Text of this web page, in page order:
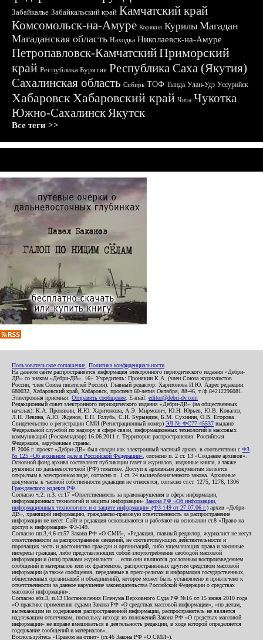
Забайкалье Забайкальский край Камчатский край
Комсомольск-на-Амуре Корякия Курилы Магадан
Магаданская область Находка Николаевск-на-Амуре
Петропавловск-КамчатскийПриморский
край Республика Бурятия Республика Саха (Якутия)
Сахалинская область Сибирь ТОФ Тында Улан-Удэ Уссурийск
ХабаровскХабаровский край Чита Чукотка
Южно-СахалинскЯкутск
Все теги >>
Пользовательское соглашение Политика конфиденциальности
На данном сайте распространяется информация электронного периодического издания «Дебри-
ДВ» со знаком «Дебри-ДВ». 16+ Учредитель: Пронякин К.А. (член Союза журналистов
России, член Союза писателей России). Главный редактор: Харитонова И.Ю. Адрес редакции:
680032, Хабаровский край, Хабаровск, проспект 60-летия Октября, 88-46, т./ф.84212296081.
Электронная приемная: Отправить сообщение . E-mail: editor@debri-dv.com
Редакционный совет электронного периодического издания «Дебри-ДВ» (на общественных
началах): К.А. Пронякин, И.Ю. Харитонова, А.Э. Мирмович, Ю.Н. Юрьев, Ю.В. Ковалев,
Л.Н. Левина, А.Ю. Жданов, Е.Н. Голубь, С.Н. Бурындин, Б.М. Сухинин, О.В. Егорова
Свидетельство о регистрации СМИ (Регистрационный номер) ЭЛ № ФС77-45537 выдано
Федеральной службой по надзору в сфере связи, информационных технологий и массовых
коммуникаций (Роскомнадзор) 16.06.2011 г. Территория распространения: Российская
Федерация, зарубежные страны.
В 2006 г. проект «Дебри-ДВ» был создан как электронный частный архив, в соответствии с ФЗ
№ 125 «Об архивном деле в Российской Федерации» , согласно п. 2 ст. 13 «Создание архивов».
Основной фонд архива составляют публикации газет и журналов, изданные книги, а также
рукописи по дальневосточной (РФ) тематике. Доступ к архивным документам является
открытым в электронном виде, согласно п. 1 ст. 24 вышеобозначенного закона. Архивные
документы к частной собственности редакции не относятся, согласно ст.ст. 1275, 1276, 1306
Гражданского кодекса РФ
Согласно ч.2. п.3. ст.17 «Ответственность за правонарушения в сфере информации,
информационных технологий и защиты информации» Закона РФ «Об информации,
информационных технологиях и о защите информации» (ФЗ-149 от 27.07.06 г.) архив «Дебри-
ДВ», хранящий информацию, гражданско-правовую ответственность за распространение
информации не несет. Сайт и редакция основываются и работают на основании ст.8 «Право на
доступ к информации» ФЗ-149.
Согласно пп.3,4,6 ст.57 Закона РФ «О СМИ», «Редакция, главный редактор, журналист не несут
ответственности за распространение сведений, не соответствующих действительности и
порочащих честь и достоинство граждан и организаций, либо ущемляющих права и законные
интересы граждан, либо представляющих собой злоупотребление свободой массовой
информации и (или) правами журналиста: ...если они являются дословным воспроизведением
сообщений и материалов или их фрагментов, распространенных другим средством массовой
информации (а также сообщения, переданные в пресс-релизах и информация государственных,
общественных организаций и объединений), которое может быть установлено и привлечено к
ответственности за данное нарушение законодательства Российской Федерации о средствах
массовой информации».
Согласно абз.3, п.13 Постановления Пленума Верховного Суда РФ №16 от 15 июня 2010 года
«О практике применения судами Закона РФ «О средствах массовой информации», «по делам,
вытекающим из содержания распространенной информации, распространитель не является
надлежащим ответчиком, поскольку исходя из положений Закона РФ «О средствах массовой
информации» не вправе вмешиваться в деятельность редакции, в ходе которой определяется
содержание сообщений и материалов».
Воспользуйтесь «Правом на ответ» (ст.46 Закона РФ «О СМИ»).